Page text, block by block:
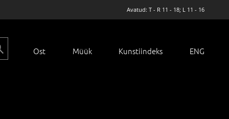
Avatud: T - R 11 - 18; L 11 - 16
Ost Müük Kunstiindeks ENG